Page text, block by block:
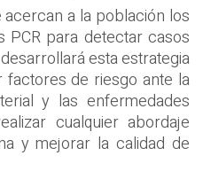
a la población los
PCR para detectar casos
esta estrategia
factores de riesgo ante la
y las enfermedades
cualquier abordaje
y mejorar la calidad de